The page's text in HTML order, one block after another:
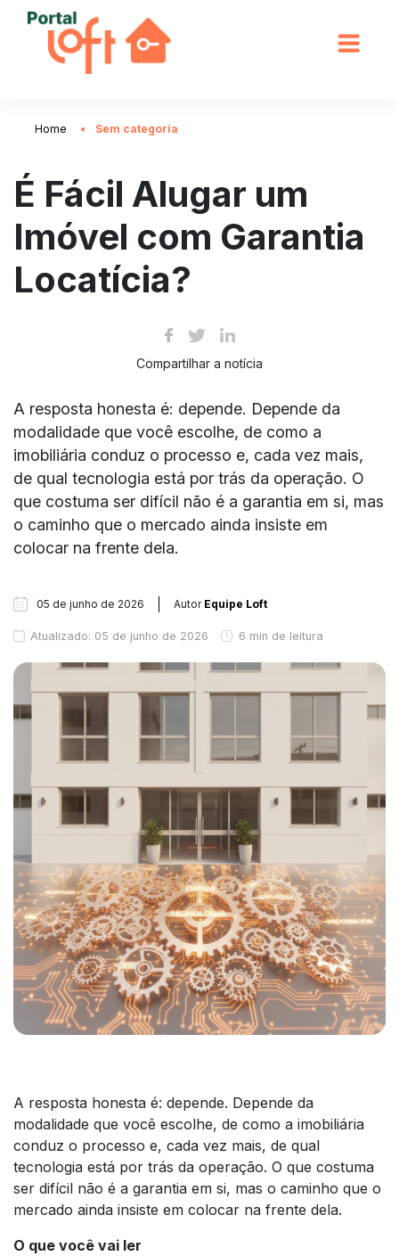
Home Sem categoria
É Fácil Alugar um
Imóvel com Garantia
Locatícia?
Compartilhar a notícia
A resposta honesta é: depende. Depende da
modalidade que você escolhe, de como a
imobiliária conduz o processo e, cada vez mais,
de qual tecnologia está por trás da operação. O
que costuma ser difícil não é a garantia em si, mas
o caminho que o mercado ainda insiste em
colocar na frente dela.
05 de junho de 2026 Autor Equipe Loft
Atualizado: 05 de junho de 2026 6 min de leitura
A resposta honesta é: depende. Depende da
modalidade que você escolhe, de como a imobiliária
conduz o processo e, cada vez mais, de qual
tecnologia está por trás da operação. O que costuma
ser difícil não é a garantia em si, mas o caminho que o
mercado ainda insiste em colocar na frente dela.
O que você vai ler